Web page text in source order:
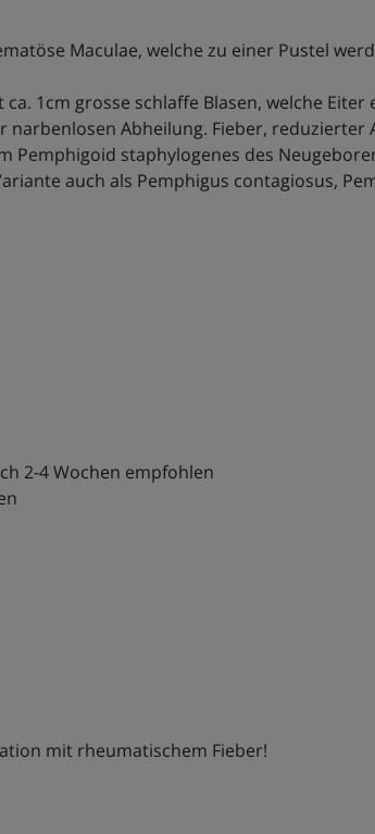
Maculae, welche zu einer Pustel
1cm grosse schlaffe Blasen, welche
Abheilung. Fieber,
Pemphigoid staphylogenes des
auch als Pemphigus contagiosus,
2-4 Wochen empfohlen
mit rheumatischem Fieber!